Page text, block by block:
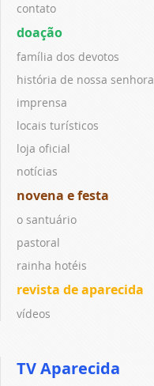
contato
doação
família dos devotos
história de nossa senhora
imprensa
locais turísticos
loja oficial
notícias
novena e festa
o santuário
pastoral
rainha hotéis
revista de aparecida
vídeos
TV Aparecida